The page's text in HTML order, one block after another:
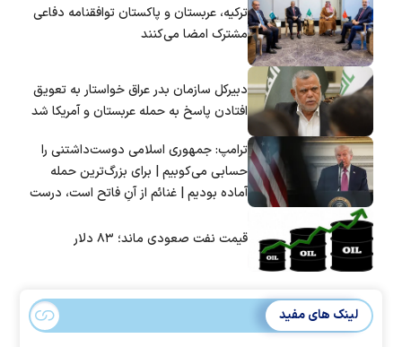
ترکیه، عربستان و پاکستان توافقنامه دفاعی
مشترک امضا می‌کنند
دبیرکل سازمان بدر عراق خواستار به تعویق
افتادن پاسخ به حمله عربستان و آمریکا شد
ترامپ: جمهوری اسلامی دوست‌داشتنی را
حسابی می‌کوبیم | برای بزرگ‌ترین حمله
آماده بودیم | غنائم از آنِ فاتح است، درست
قیمت نفت صعودی ماند؛ ۸۳ دلار
لینک های مفید